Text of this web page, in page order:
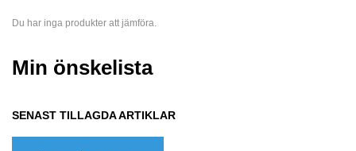
Du har inga produkter att jämföra.
Min önskelista
SENAST TILLAGDA ARTIKLAR